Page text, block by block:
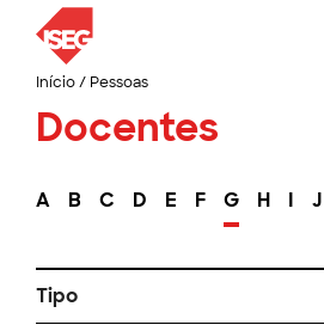
Início/ Pessoas
Docentes
A B C D E F G H I J
Tipo